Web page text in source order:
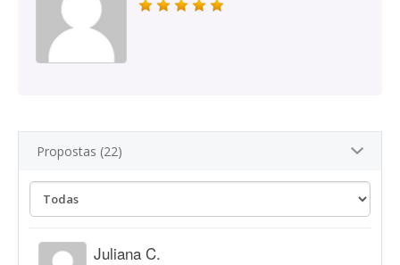
Propostas (22)
Juliana C.